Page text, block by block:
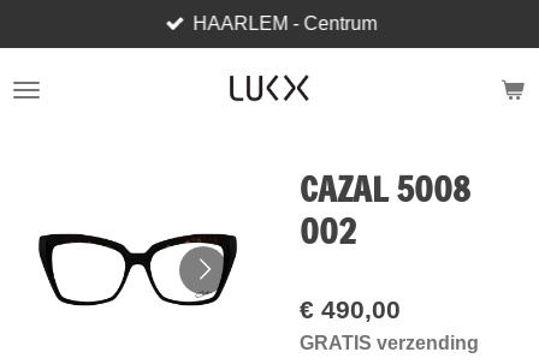
direct
naar
HAARLEM - Centrum
CAZAL 5008
002
€ 490,00
GRATIS verzending